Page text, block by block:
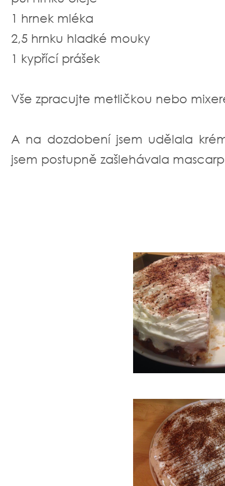
1 hrnek mléka
2,5 hrnku hladké mouky
1 kypřící prášek
Vše zpracujte metličkou nebo
A na dozdobení jsem udělala
jsem postupně zašlehávala